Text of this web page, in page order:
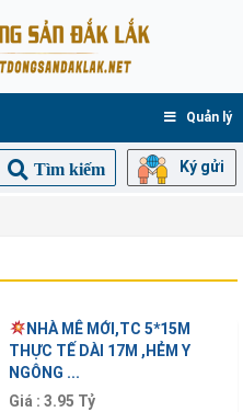
Quản lý
Ký gửi
Tìm kiếm
NHÀ MÊ MỚI,TC 5*15M
THỰC TẾ DÀI 17M ,HẺM Y
NGÔNG ...
Giá : 3.95 Tỷ